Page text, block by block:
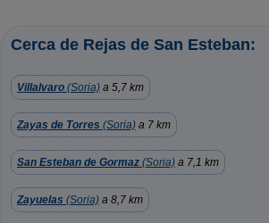
Cerca de Rejas de San Esteban:
Villalvaro (Soria) a 5,7 km
Zayas de Torres (Soria) a 7 km
San Esteban de Gormaz (Soria) a 7,1 km
Zayuelas (Soria) a 8,7 km